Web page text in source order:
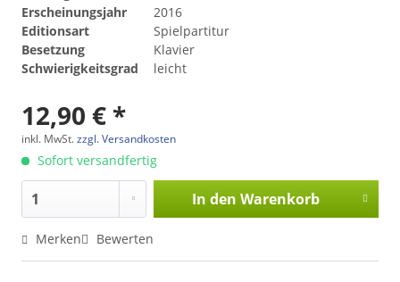
Erscheinungsjahr
2016
Editionsart
Spielpartitur
Besetzung
Klavier
Schwierigkeitsgrad
leicht
12,90 € *
inkl. MwSt.zzgl. Versandkosten
Sofort versandfertig
In den Warenkorb
Merken Bewerten